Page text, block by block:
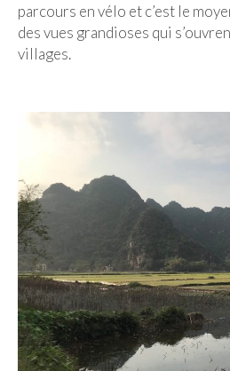
parcours en vélo et c’est le
des vues grandioses qui
villages.